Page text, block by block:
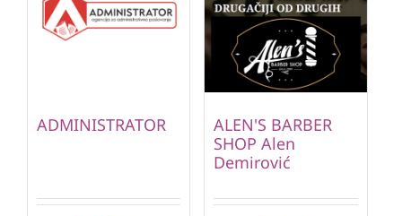
ADMINISTRATOR
ALEN'S BARBER
SHOP Alen
Demirović